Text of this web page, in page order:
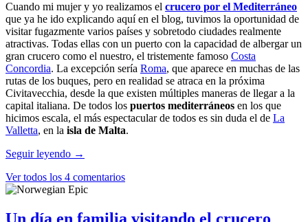
Cuando mi mujer y yo realizamos el crucero por el Mediterráneo
que ya he ido explicando aquí en el blog, tuvimos la oportunidad de
visitar fugazmente varios países y sobretodo ciudades realmente
atractivas. Todas ellas con un puerto con la capacidad de albergar un
gran crucero como el nuestro, el tristemente famoso Costa
Concordia. La excepción sería Roma, que aparece en muchas de las
rutas de los buques, pero en realidad se atraca en la próxima
Civitavecchia, desde la que existen múltiples maneras de llegar a la
capital italiana. De todos los puertos mediterráneos en los que
hicimos escala, el más espectacular de todos es sin duda el de La
Valletta, en la isla de Malta.
Seguir leyendo Las
vistas
del
mediterráneo
→
Ver todos los 4 comentarios